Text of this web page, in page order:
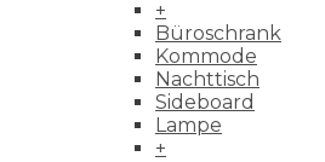
+
Büroschrank
Kommode
Nachttisch
Sideboard
Lampe
+